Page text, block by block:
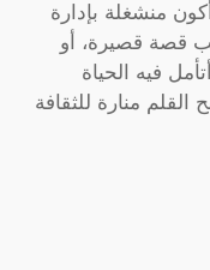
منشغلة بإدارة
قصة قصيرة، أو
فيه الحياة
منارة للثقافة